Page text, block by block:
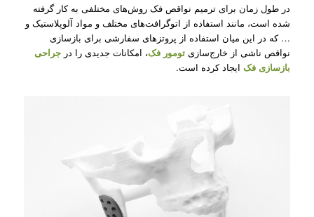
در طول زمان برای ترمیم نواقص فک روش‌های مختلفی به کار گرفته
شده است، مانند استفاده از اتوگرافت‌های مختلف و مواد آلوپلاستیک و
… که در این میان استفاده از پروتزهای سفارشی برای بازسازی
نواقص ناشی از خارج‌سازی تومور فک، امکانات جدیدی را در جراحی
بازسازی فکایجاد کرده است.